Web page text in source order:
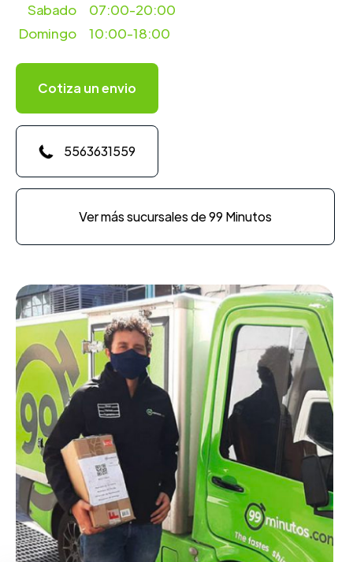
Sabado
07:00-20:00
Domingo
10:00-18:00
Cotiza un envio
5563631559
Ver más sucursales de 99 Minutos